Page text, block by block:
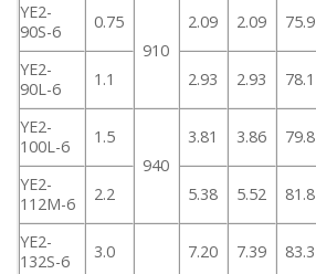
YE2-
90S-6
0.75
910
2.09 2.09 75.9
YE2-
90L-6
1.1 2.93 2.93 78.1
YE2-
100L-6
1.5
940
3.81 3.86 79.8
YE2-
112M-6
2.2 5.38 5.52 81.8
YE2-
132S-6
3.0 7.20 7.39 83.3